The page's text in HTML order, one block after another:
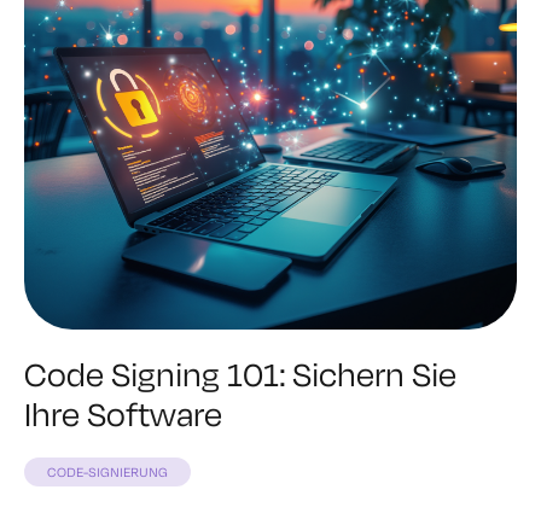
Code Signing 101: Sichern Sie
Ihre Software
CODE-SIGNIERUNG